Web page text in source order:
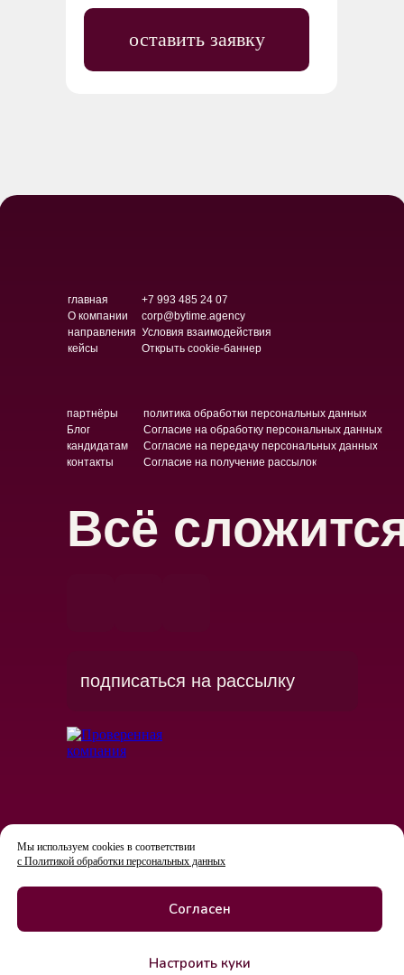
Мы используем cookies в соответствии
с Политикой обработки персональных данных
Согласен
Настроить куки
оставить заявку
Всё
подписаться на рассылку
главная
О компании
направления
кейсы
+7 993 485 24 07
corp@bytime.agency
Условия взаимодействия
Открыть cookie-баннер
партнёры
Блог
кандидатам
контакты
политика обработки персональных данных
Согласие на обработку персональных данных
Согласие на передачу персональных данных
Согласие на получение рассылок